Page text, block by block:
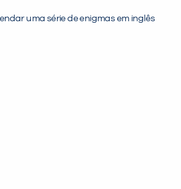
uma série de enigmas em inglês